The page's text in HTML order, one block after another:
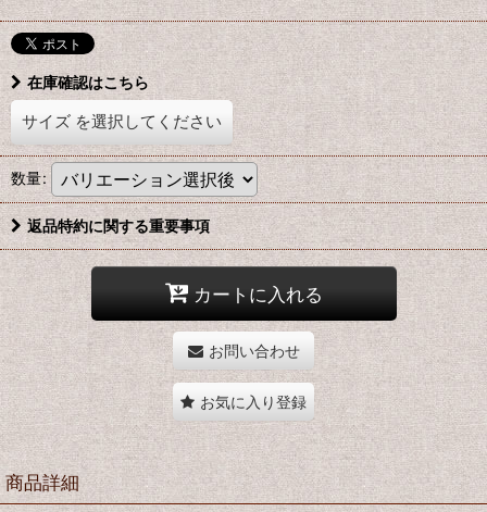
在庫確認はこちら
サイズ を選択してください
数量:
返品特約に関する重要事項
カートに入れる
お問い合わせ
お気に入り登録
商品詳細